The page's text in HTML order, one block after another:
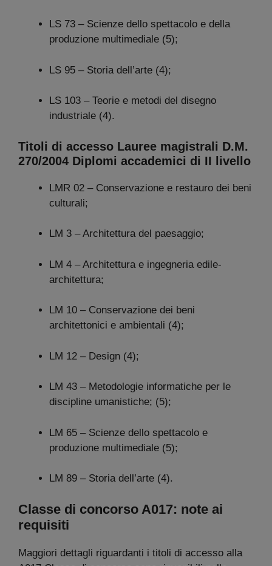
LS 73 – Scienze dello spettacolo e della
produzione multimediale (5);
LS 95 – Storia dell’arte (4);
LS 103 – Teorie e metodi del disegno
industriale (4).
Titoli di accesso Lauree magistrali D.M.
270/2004 Diplomi accademici di II livello
LMR 02 – Conservazione e restauro dei beni
culturali;
LM 3 – Architettura del paesaggio;
LM 4 – Architettura e ingegneria edile-
architettura;
LM 10 – Conservazione dei beni
architettonici e ambientali (4);
LM 12 – Design (4);
LM 43 – Metodologie informatiche per le
discipline umanistiche; (5);
LM 65 – Scienze dello spettacolo e
produzione multimediale (5);
LM 89 – Storia dell’arte (4).
Classe di concorso A017: note ai
requisiti
Maggiori dettagli riguardanti i titoli di accesso alla